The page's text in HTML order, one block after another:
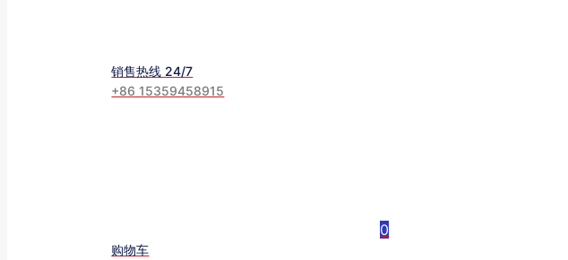
销售热线 24/7
+86 15359458915
0
购物车